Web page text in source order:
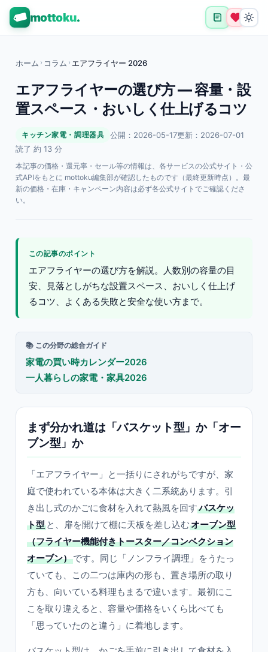
mottoku.
ホーム › コラム › エアフライヤー 2026
エアフライヤーの選び方 — 容量・設
置スペース・おいしく仕上げるコツ
キッチン家電・調理器具 公開：2026-05-17更新：2026-07-01
読了 約 13 分
本記事の価格・還元率・セール等の情報は、各サービスの公式サイト・公
式APIをもとに mottoku編集部が確認したものです（最終更新時点）。最
新の価格・在庫・キャンペーン内容は必ず各公式サイトでご確認くださ
い。
この記事のポイント
エアフライヤーの選び方を解説。人数別の容量の目
安、見落としがちな設置スペース、おいしく仕上げ
るコツ、よくある失敗と安全な使い方まで。
📚 この分野の総合ガイド
家電の買い時カレンダー2026
一人暮らしの家電・家具2026
まず分かれ道は「バスケット型」か「オー
ブン型」か
「エアフライヤー」と一括りにされがちですが、家
庭で使われている本体は大きく二系統あります。引
き出し式のかごに食材を入れて熱風を回すバスケッ
ト型 と、扉を開けて棚に天板を差し込むオーブン型
（フライヤー機能付きトースター／コンベクション
オーブン）です。同じ「ノンフライ調理」をうたっ
ていても、この二つは庫内の形も、置き場所の取り
方も、向いている料理もまるで違います。最初にこ
こを取り違えると、容量や価格をいくら比べても
「思っていたのと違う」に着地します。